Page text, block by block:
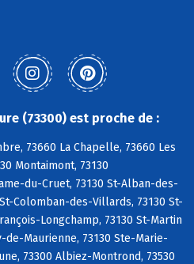
(73300) est proche de :
73660 La Chapelle, 73660 Les
Montaimont, 73130
du-Cruet, 73130 St-Alban-des-
Colomban-des-Villards, 73130 St-
Longchamp, 73130 St-Martin
Maurienne, 73130 Ste-Marie-
73300 Albiez-Montrond, 73530